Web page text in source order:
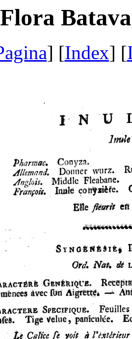
Flora
] [Index] [